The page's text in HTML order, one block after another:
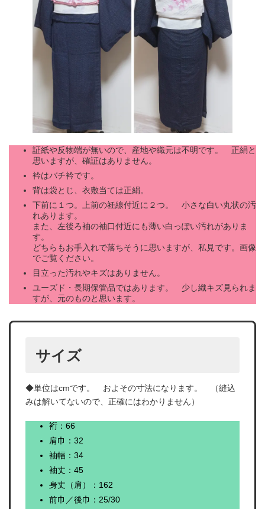
証紙や反物端が無いので、産地や織元は不明です。 正絹と
思いますが、確証はありません。
衿はバチ衿です。
背は袋とじ、衣敷当ては正絹。
下前に１つ。上前の衽線付近に２つ。 小さな白い丸状の汚
れあります。
また、左後ろ袖の袖口付近にも薄い白っぽい汚れがありま
す。
どちらもお手入れで落ちそうに思いますが、私見です。画像
でご覧ください。
目立った汚れやキズはありません。
ユーズド・長期保管品ではあります。 少し織キズ見られま
すが、元のものと思います。
サイズ
◆単位はcmです。 およその寸法になります。 （縫込
みは解いてないので、正確にはわかりません）
裄：66
肩巾：32
袖幅：34
袖丈：45
身丈（肩）：162
前巾／後巾：25/30